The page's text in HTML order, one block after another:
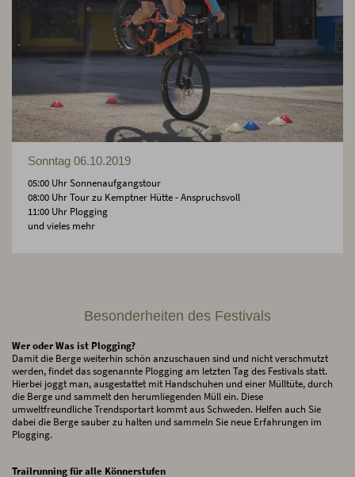
Sonntag 06.10.2019
05:00 Uhr Sonnenaufgangstour
08:00 Uhr Tour zu Kemptner Hütte - Anspruchsvoll
11:00 Uhr Plogging
und vieles mehr
Besonderheiten des Festivals
Wer oder Was ist Plogging?
Damit die Berge weiterhin schön anzuschauen sind und nicht verschmutzt
werden, findet das sogenannte Plogging am letzten Tag des Festivals statt.
Hierbei joggt man, ausgestattet mit Handschuhen und einer Mülltüte, durch
die Berge und sammelt den herumliegenden Müll ein. Diese
umweltfreundliche Trendsportart kommt aus Schweden. Helfen auch Sie
dabei die Berge sauber zu halten und sammeln Sie neue Erfahrungen im
Plogging.
Trailrunning für alle Könnerstufen